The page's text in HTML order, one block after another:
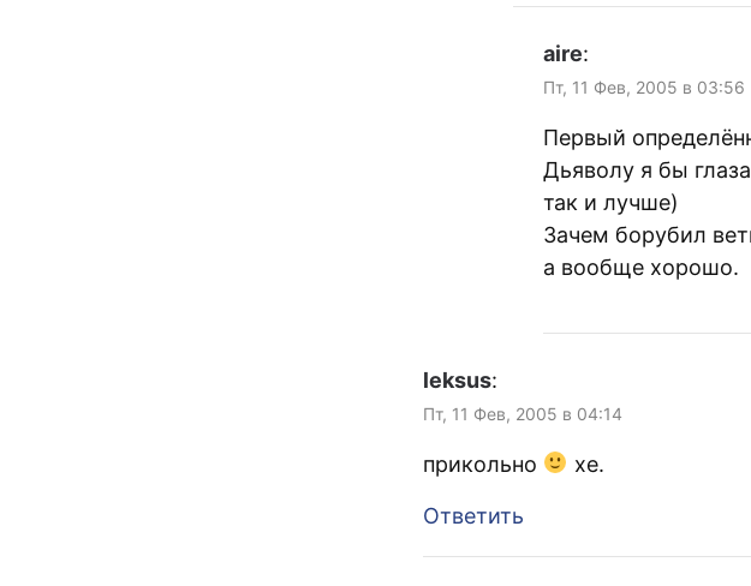
aire:
Пт, 11 Фев, 2005 в 03:56
Первый
Дьяволу я бы
так и лучше)
Зачем борубил
а вообще хорошо.
leksus:
Пт, 11 Фев, 2005 в 04:14
прикольно хе.
Ответить